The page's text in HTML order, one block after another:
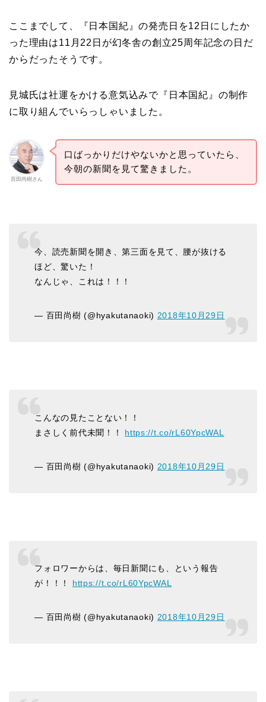
ここまでして、『日本国紀』の発売日を12日にしたか
った理由は11月22日が幻冬舎の創立25周年記念の日だ
からだったそうです。
見城氏は社運をかける意気込みで『日本国紀』の制作
に取り組んでいらっしゃいました。
百田尚樹さん
口ばっかりだけやないかと思っていたら、
今朝の新聞を見て驚きました。
今、読売新聞を開き、第三面を見て、腰が抜ける
ほど、驚いた！
なんじゃ、これは！！！
— 百田尚樹 (@hyakutanaoki) 2018年10月29日
こんなの見たことない！！
まさしく前代未聞！！ https://t.co/rL60YpcWAL
— 百田尚樹 (@hyakutanaoki) 2018年10月29日
フォロワーからは、毎日新聞にも、という報告
が！！！ https://t.co/rL60YpcWAL
— 百田尚樹 (@hyakutanaoki) 2018年10月29日